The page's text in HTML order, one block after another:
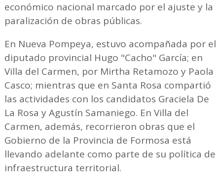
económico nacional marcado por el ajuste y la
paralización de obras públicas.
En Nueva Pompeya, estuvo acompañada por el
diputado provincial Hugo "Cacho" García; en
Villa del Carmen, por Mirtha Retamozo y Paola
Casco; mientras que en Santa Rosa compartió
las actividades con los candidatos Graciela De
La Rosa y Agustín Samaniego. En Villa del
Carmen, además, recorrieron obras que el
Gobierno de la Provincia de Formosa está
llevando adelante como parte de su política de
infraestructura territorial.